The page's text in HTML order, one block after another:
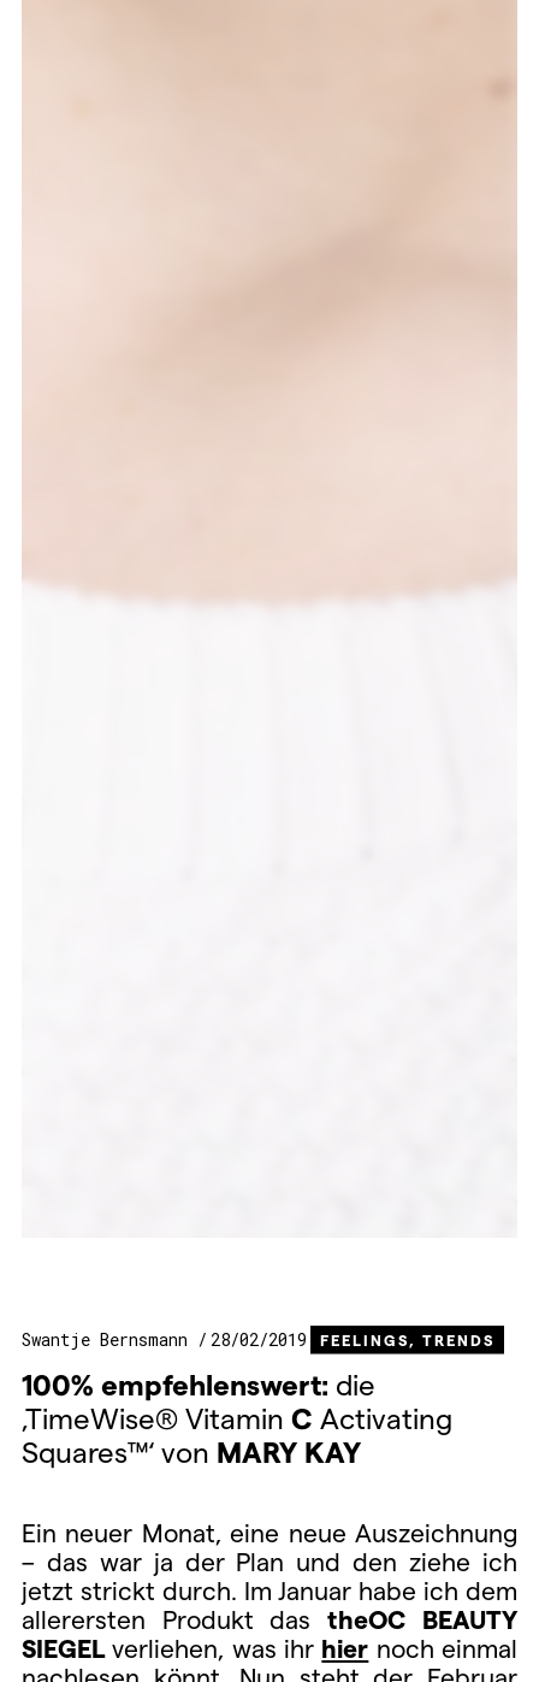
Swantje Bernsmann 28/02/2019 FEELINGS , TRENDS
100% empfehlenswert: die
‚TimeWise® Vitamin C Activating
Squares™‘ von MARY KAY
Ein neuer Monat, eine neue Auszeichnung
– das war ja der Plan und den ziehe ich
jetzt strickt durch. Im Januar habe ich dem
allerersten Produkt das theOC BEAUTY
SIEGELverliehen, was ihr hier noch einmal